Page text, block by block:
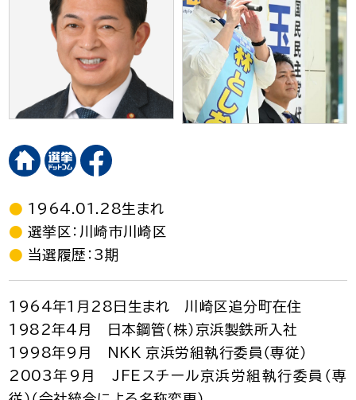
1964.01.28生まれ
選挙区：川崎市川崎区
当選履歴：3期
1964年1月28日生まれ 川崎区追分町在住
1982年4月 日本鋼管（株）京浜製鉄所入社
1998年9月 NKK 京浜労組執行委員（専従）
2003年9月 JFEスチール京浜労組執行委員（専